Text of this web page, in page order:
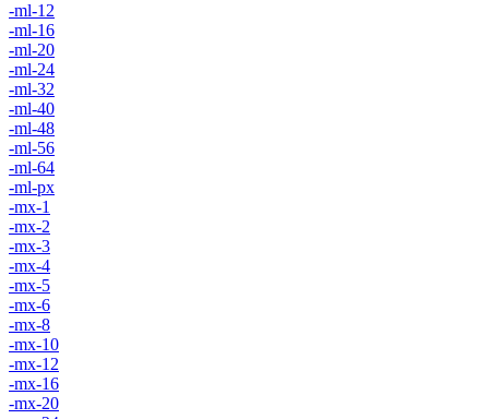
-ml-12
-ml-16
-ml-20
-ml-24
-ml-32
-ml-40
-ml-48
-ml-56
-ml-64
-ml-px
-mx-1
-mx-2
-mx-3
-mx-4
-mx-5
-mx-6
-mx-8
-mx-10
-mx-12
-mx-16
-mx-20